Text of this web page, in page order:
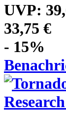
UVP:
33,75 €
- 15%